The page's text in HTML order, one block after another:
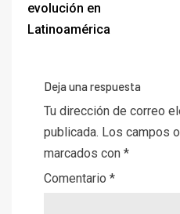
evolución en
Latinoamérica
Deja una respuesta
Tu dirección de correo
publicada. Los campos
marcados con *
Comentario *